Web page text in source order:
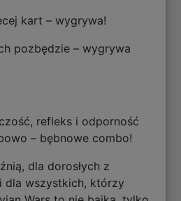
kart – wygrywa!
pozbędzie – wygrywa
refleks i odporność
– bębnowe combo!
dla dorosłych z
dla wszystkich, którzy